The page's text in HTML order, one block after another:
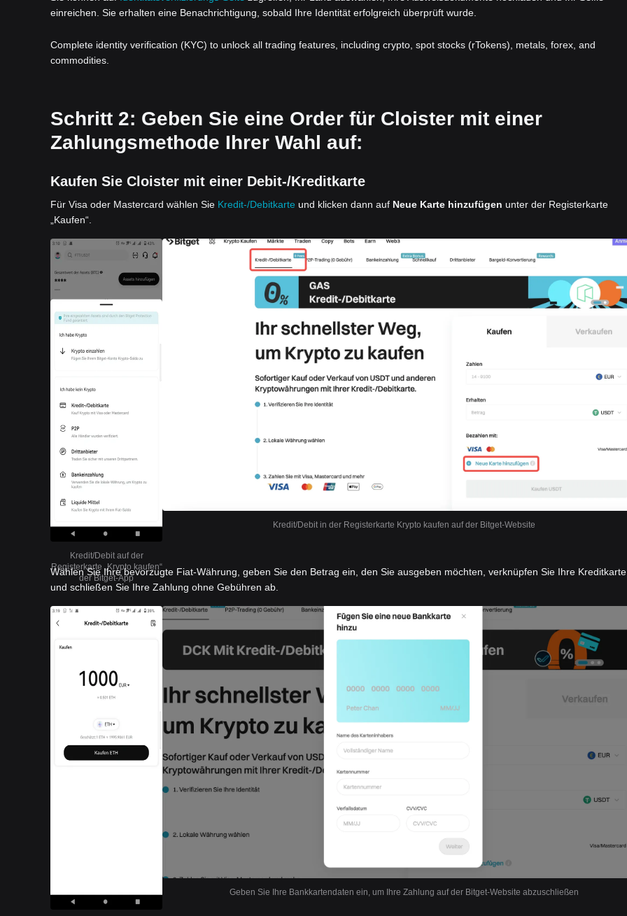
einreichen. Sie erhalten eine Benachrichtigung, sobald Ihre Identität erfolgreich überprüft wurde.
Complete identity verification (KYC) to unlock all trading features, including crypto, spot stocks (rTokens), metals, forex, and
commodities.
Schritt 2: Geben Sie eine Order für Cloister mit einer
Zahlungsmethode Ihrer Wahl auf:
Kaufen Sie Cloister mit einer Debit-/Kreditkarte
Für Visa oder Mastercard wählen Sie Kredit-/Debitkarte und klicken dann auf Neue Karte hinzufügen unter der Registerkarte
„Kaufen“.
Kredit/Debit auf der
Registerkarte „Krypto kaufen“
der Bitget-App
Kredit/Debit in der Registerkarte Krypto kaufen auf der Bitget-Website
Wählen Sie Ihre bevorzugte Fiat-Währung, geben Sie den Betrag ein, den Sie ausgeben möchten, verknüpfen Sie Ihre
und schließen Sie Ihre Zahlung ohne Gebühren ab.
Geben Sie Ihre Bankkartendaten ein, um Ihre Zahlung auf der Bitget-Website abzuschließen